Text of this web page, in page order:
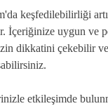
keşfedilebilirliği
İçeriğinize uygun ve
dikkatini çekebilir
etkileşimde